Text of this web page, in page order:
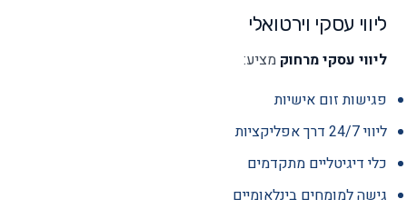
ליווי עסקי וירטואלי
ליווי עסקי מרחוק מציע:
פגישות זום אישיות
ליווי 24/7 דרך אפליקציות
כלי דיגיטליים מתקדמים
גישה למומחים בינלאומיים